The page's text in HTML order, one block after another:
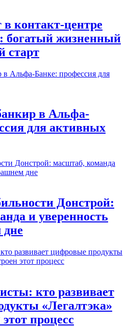
контакт-центре
богатый жизненный
старт
в Альфа-
для активных
Донстрой:
и уверенность
дне
кто развивает
«Легалтэка»
процесс